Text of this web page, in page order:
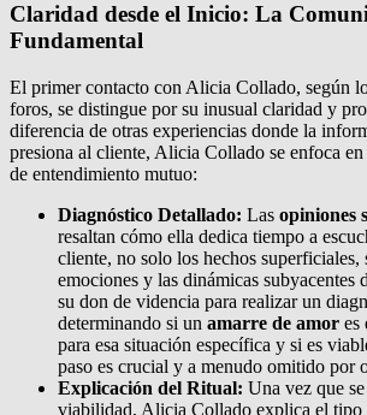
Claridad desde el Inicio: La
Fundamental
El primer contacto con Alicia Collado, según
foros, se distingue por su inusual claridad y
diferencia de otras experiencias donde la
presiona al cliente, Alicia Collado se enfoca en
de entendimiento mutuo:
Diagnóstico Detallado: Las opiniones
resaltan cómo ella dedica tiempo a
cliente, no solo los hechos superficiales,
emociones y las dinámicas subyacentes
su don de videncia para realizar un
determinando si un amarre de amor es
para esa situación específica y si es
paso es crucial y a menudo omitido por
Explicación del Ritual: Una vez que
viabilidad, Alicia Collado explica el tipo